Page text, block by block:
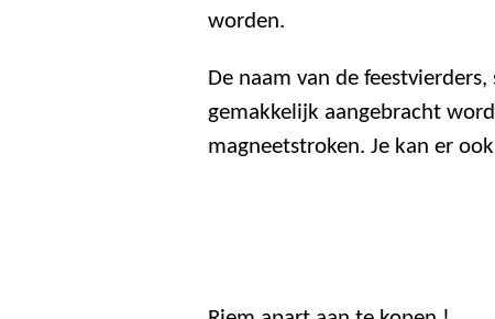
worden.
De naam van de
gemakkelijk aangebracht
magneetstroken. Je kan er